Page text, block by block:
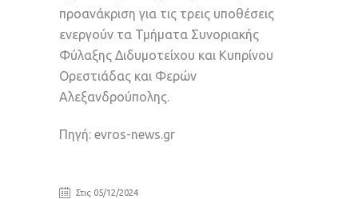
προανάκριση για τις τρεις υποθέσεις
ενεργούν τα Τμήματα Συνοριακής
Φύλαξης Διδυμοτείχου και Κυπρίνου
Ορεστιάδας και Φερών
Αλεξανδρούπολης.
Πηγή: evros-news.gr
Στις 05/12/2024